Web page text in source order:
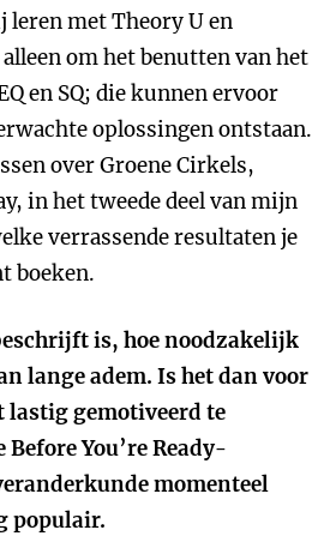
leren met Theory U en
om het benutten van het
en SQ; die kunnen ervoor
oplossingen ontstaan.
over Groene Cirkels,
in het tweede deel van mijn
verrassende resultaten je
boeken.
is, hoe noodzakelijk
lange adem. Is het dan voor
lastig gemotiveerd te
You’re Ready-
momenteel
populair.